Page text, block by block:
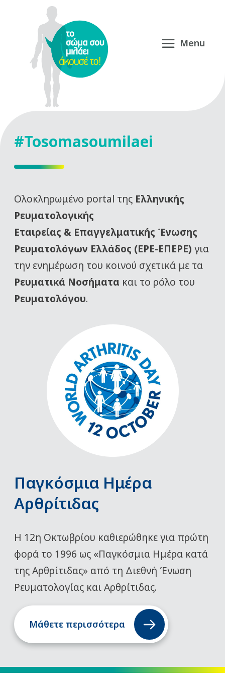
#Tosomasoumilaei
Oλοκληρωμένο portal της Ελληνικής
Ρευματολογικής
Εταιρείας & Επαγγελματικής Ένωσης
Ρευματολόγων Ελλάδος (ΕΡΕ-ΕΠΕΡΕ) για
την ενημέρωση του κοινού σχετικά με τα
Ρευματικά Νοσήματα και το ρόλο του
Ρευματολόγου.
Παγκόσμια Ημέρα
Αρθρίτιδας
Η 12η Οκτωβρίου καθιερώθηκε για πρώτη
φορά το 1996 ως «Παγκόσμια Ημέρα κατά
της Αρθρίτιδας» από τη Διεθνή Ένωση
Ρευματολογίας και Αρθρίτιδας.
Μάθετε περισσότερα